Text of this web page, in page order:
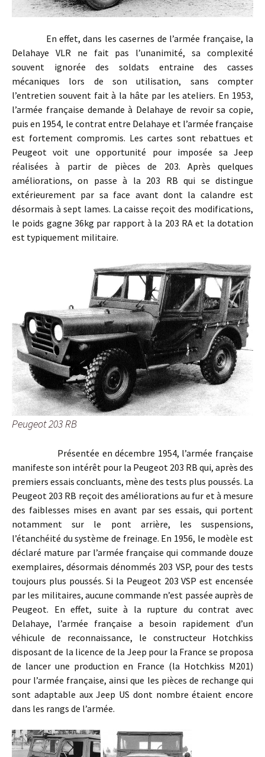
En effet, dans les casernes de l’armée française, la
Delahaye VLR ne fait pas l’unanimité, sa complexité
souvent ignorée des soldats entraine des casses
mécaniques lors de son utilisation, sans compter
l’entretien souvent fait à la hâte par les ateliers. En 1953,
l’armée française demande à Delahaye de revoir sa copie,
puis en 1954, le contrat entre Delahaye et l’armée française
est fortement compromis. Les cartes sont rebattues et
Peugeot voit une opportunité pour imposée sa Jeep
réalisées à partir de pièces de 203. Après quelques
améliorations, on passe à la 203 RB qui se distingue
extérieurement par sa face avant dont la calandre est
désormais à sept lames. La caisse reçoit des modifications,
le poids gagne 36kg par rapport à la 203 RA et la dotation
est typiquement militaire.
Peugeot 203 RB
Présentée en décembre 1954, l’armée française
manifeste son intérêt pour la Peugeot 203 RB qui, après des
premiers essais concluants, mène des tests plus poussés. La
Peugeot 203 RB reçoit des améliorations au fur et à mesure
des faiblesses mises en avant par ses essais, qui portent
notamment sur le pont arrière, les suspensions,
l’étanchéité du système de freinage. En 1956, le modèle est
déclaré mature par l’armée française qui commande douze
exemplaires, désormais dénommés 203 VSP, pour des tests
toujours plus poussés. Si la Peugeot 203 VSP est encensée
par les militaires, aucune commande n’est passée auprès de
Peugeot. En effet, suite à la rupture du contrat avec
Delahaye, l’armée française a besoin rapidement d’un
véhicule de reconnaissance, le constructeur Hotchkiss
disposant de la licence de la Jeep pour la France se proposa
de lancer une production en France (la Hotchkiss M201)
pour l’armée française, ainsi que les pièces de rechange qui
sont adaptable aux Jeep US dont nombre étaient encore
dans les rangs de l’armée.